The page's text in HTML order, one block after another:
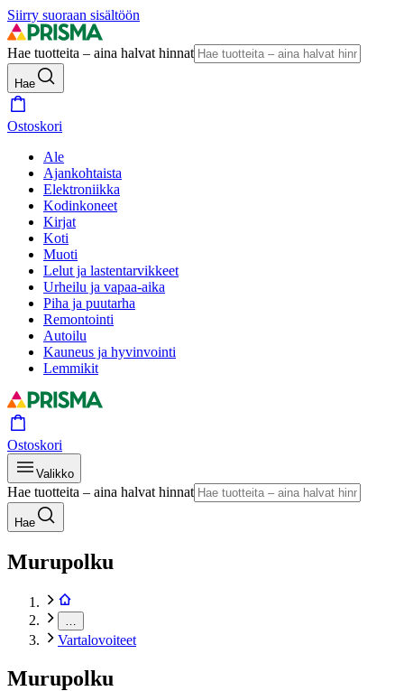
Siirry suoraan sisältöön
Hae tuotteita – aina halvat hinnat
Hae
Ostoskori
Ale
Ajankohtaista
Elektroniikka
Kodinkoneet
Kirjat
Koti
Muoti
Lelut ja lastentarvikkeet
Urheilu ja vapaa-aika
Piha ja puutarha
Remontointi
Autoilu
Kauneus ja hyvinvointi
Lemmikit
Ostoskori
Valikko
Hae tuotteita – aina halvat hinnat
Hae
Murupolku
Vartalovoiteet
Murupolku